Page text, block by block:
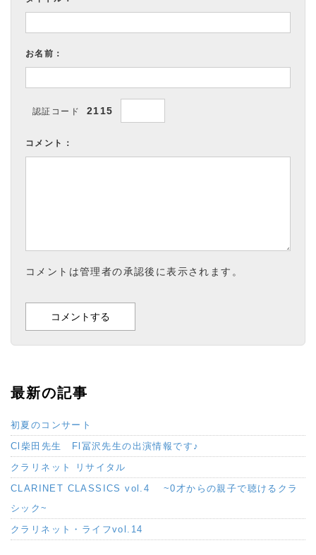
お名前：
認証コード 2115
コメント：
コメントは管理者の承認後に表示されます。
最新の記事
初夏のコンサート
Cl柴田先生 Fl冨沢先生の出演情報です♪
クラリネット リサイタル
CLARINET CLASSICS vol.4 ~0才からの親子で聴けるクラ
シック~
クラリネット・ライフvol.14